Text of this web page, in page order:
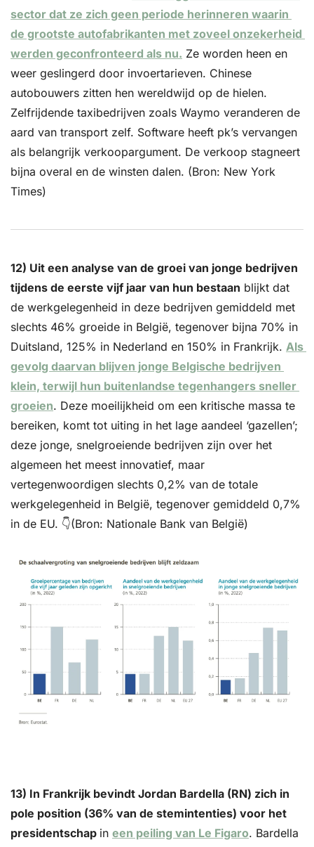
sector dat ze zich geen periode herinneren waarin
de grootste autofabrikanten met zoveel onzekerheid
werden geconfronteerd als nu. Ze worden heen en
weer geslingerd door invoertarieven. Chinese
autobouwers zitten hen wereldwijd op de hielen.
Zelfrijdende taxibedrijven zoals Waymo veranderen de
aard van transport zelf. Software heeft pk’s vervangen
als belangrijk verkoopargument. De verkoop stagneert
bijna overal en de winsten dalen. (Bron: New York
Times)
12) Uit een analyse van de groei van jonge bedrijven
tijdens de eerste vijf jaar van hun bestaan blijkt dat
de werkgelegenheid in deze bedrijven gemiddeld met
slechts 46% groeide in België, tegenover bijna 70% in
Duitsland, 125% in Nederland en 150% in Frankrijk. Als
gevolg daarvan blijven jonge Belgische bedrijven
klein, terwijl hun buitenlandse tegenhangers sneller
groeien. Deze moeilijkheid om een kritische massa te
bereiken, komt tot uiting in het lage aandeel ‘gazellen’;
deze jonge, snelgroeiende bedrijven zijn over het
algemeen het meest innovatief, maar
vertegenwoordigen slechts 0,2% van de totale
werkgelegenheid in België, tegenover gemiddeld 0,7%
in de EU. 👇(Bron: Nationale Bank van België)
13) In Frankrijk bevindt Jordan Bardella (RN) zich in
pole position (36% van de stemintenties) voor het
presidentschap in een peiling van Le Figaro. Bardella